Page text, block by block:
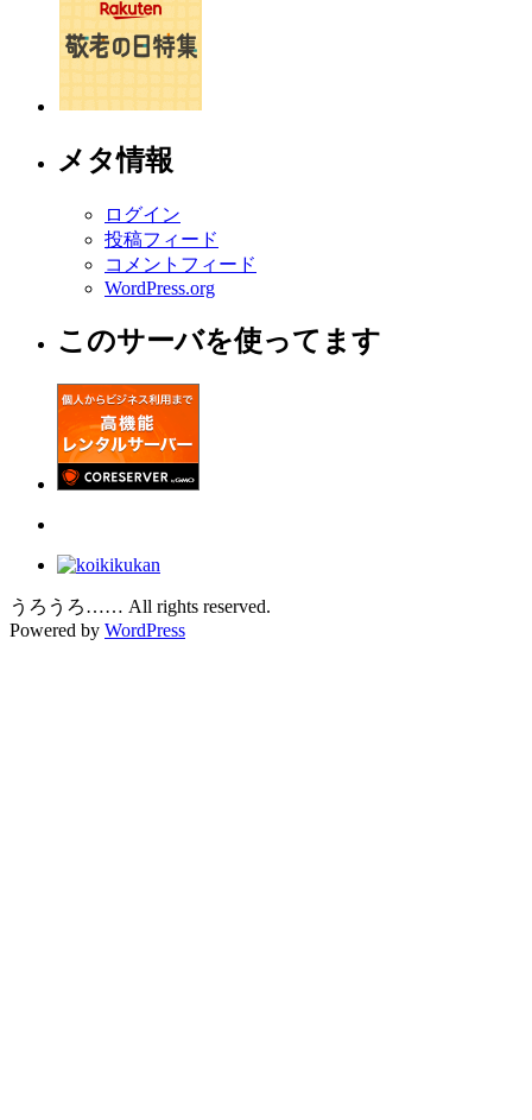
メタ情報
ログイン
投稿フィード
コメントフィード
WordPress.org
このサーバを使ってます
うろうろ…… All rights reserved.
Powered by WordPress